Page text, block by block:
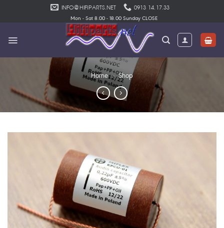
INFO@HIFIPARTS.NET 0913 14.17.33
Mon - Sat 8.00 - 18.00 Sunday CLOSE
Home » Shop